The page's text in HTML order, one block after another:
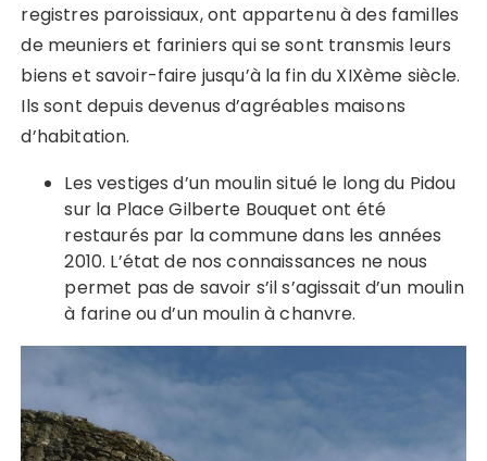
registres paroissiaux, ont appartenu à des familles
de meuniers et fariniers qui se sont transmis leurs
biens et savoir-faire jusqu’à la fin du XIXème siècle.
Ils sont depuis devenus d’agréables maisons
d’habitation.
Les vestiges d’un moulin situé le long du Pidou
sur la Place Gilberte Bouquet ont été
restaurés par la commune dans les années
2010. L’état de nos connaissances ne nous
permet pas de savoir s’il s’agissait d’un moulin
à farine ou d’un moulin à chanvre.